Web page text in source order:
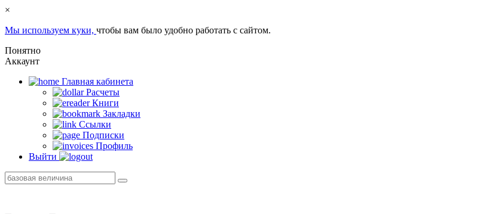
×
Мы используем куки, чтобы вам было удобно работать с сайтом.
Понятно
Аккаунт
Главная кабинетa
Расчеты
Книги
Закладки
Ссылки
Подписки
Профиль
Выйти